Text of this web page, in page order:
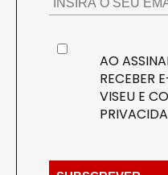
AO
RECEBER
VISEU E